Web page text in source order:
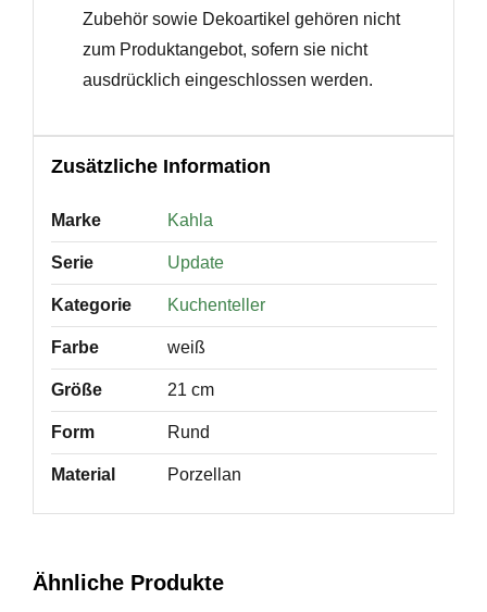
Zubehör sowie Dekoartikel gehören nicht
zum Produktangebot, sofern sie nicht
ausdrücklich eingeschlossen werden.
Zusätzliche Information
Marke Kahla
Serie Update
Kategorie Kuchenteller
Farbe weiß
Größe 21 cm
Form Rund
Material Porzellan
Ähnliche Produkte